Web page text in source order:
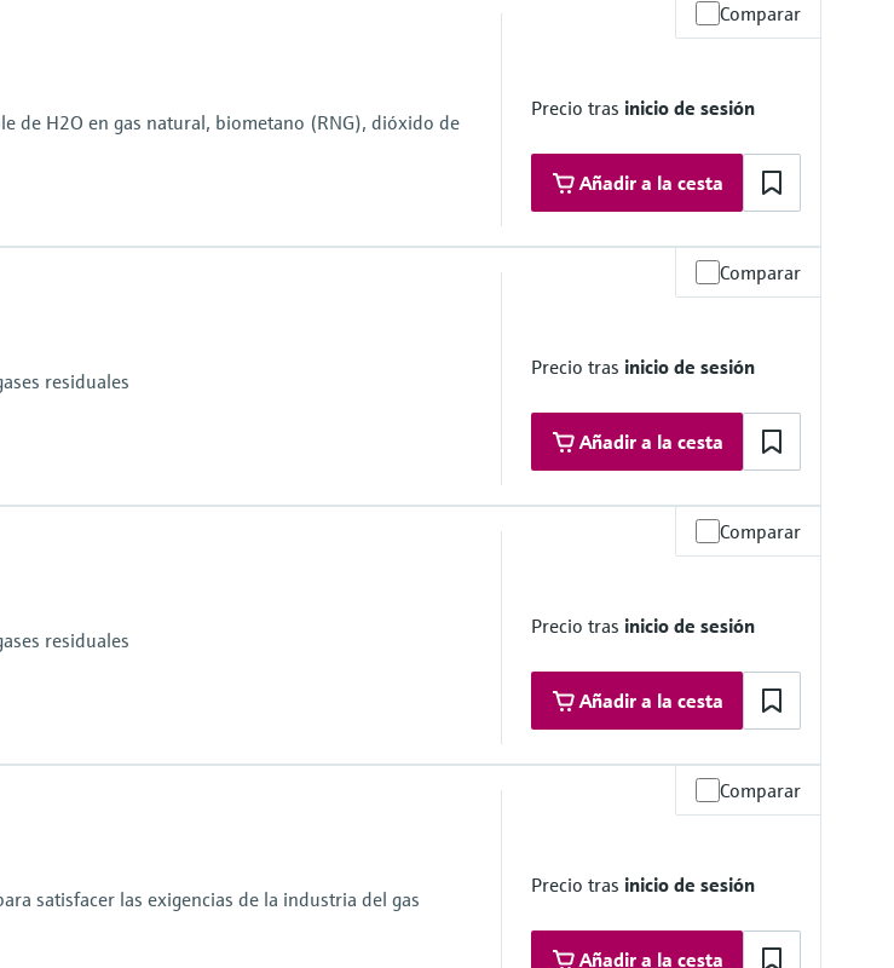
Comparar
de H2O en gas natural, biometano (RNG), dióxido de
Precio tras inicio de sesión
Añadir a la cesta
Comparar
residuales
Precio tras inicio de sesión
Añadir a la cesta
Comparar
residuales
Precio tras inicio de sesión
Añadir a la cesta
Comparar
satisfacer las exigencias de la industria del gas
Precio tras inicio de sesión
Añadir a la cesta